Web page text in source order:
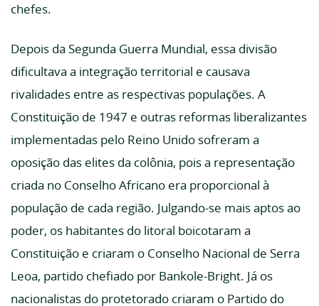
chefes.
Depois da Segunda Guerra Mundial, essa divisão
dificultava a integração territorial e causava
rivalidades entre as respectivas populações. A
Constituição de 1947 e outras reformas liberalizantes
implementadas pelo Reino Unido sofreram a
oposição das elites da colônia, pois a representação
criada no Conselho Africano era proporcional à
população de cada região. Julgando-se mais aptos ao
poder, os habitantes do litoral boicotaram a
Constituição e criaram o Conselho Nacional de Serra
Leoa, partido chefiado por Bankole-Bright. Já os
nacionalistas do protetorado criaram o Partido do